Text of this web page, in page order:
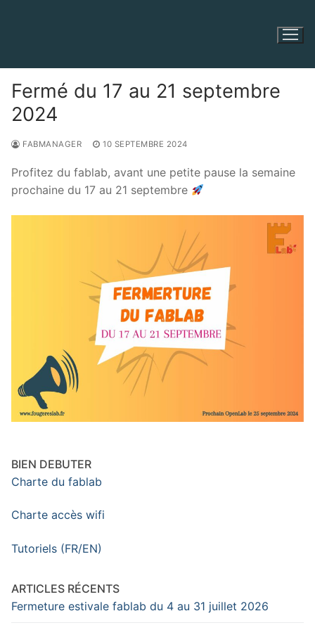
Fermé du 17 au 21 septembre
2024
FABMANAGER 10 SEPTEMBRE 2024
Profitez du fablab, avant une petite pause la semaine
prochaine du 17 au 21 septembre
BIEN DEBUTER
Charte du fablab
Charte accès wifi
Tutoriels (FR/EN)
ARTICLES RÉCENTS
Fermeture estivale fablab du 4 au 31 juillet 2026